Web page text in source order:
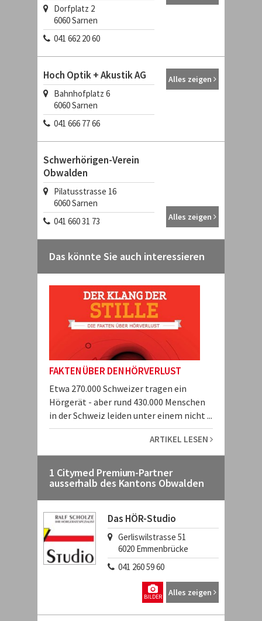
Dorfplatz 2
6060Sarnen
041 662 20 60
Hoch Optik + Akustik AG
Bahnhofplatz 6
6060Sarnen
041 666 77 66
Alles zeigen
Schwerhörigen-Verein
Obwalden
Pilatusstrasse 16
6060Sarnen
041 660 31 73
Alles zeigen
Das könnte Sie auch interessieren
FAKTEN ÜBER DEN HÖRVERLUST
Etwa 270.000 Schweizer tragen ein
Hörgerät - aber rund 430.000 Menschen
in der Schweiz leiden unter einem nicht ...
ARTIKEL LESEN
1 Citymed Premium-Partner
ausserhalb des Kantons Obwalden
Das HÖR-Studio
Gerliswilstrasse 51
6020 Emmenbrücke
041 260 59 60
Alles zeigen
BILDER